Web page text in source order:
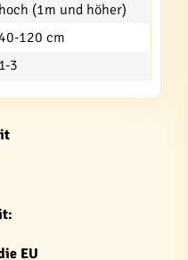
hoch (1m und höher)
40-120 cm
1-3
EU